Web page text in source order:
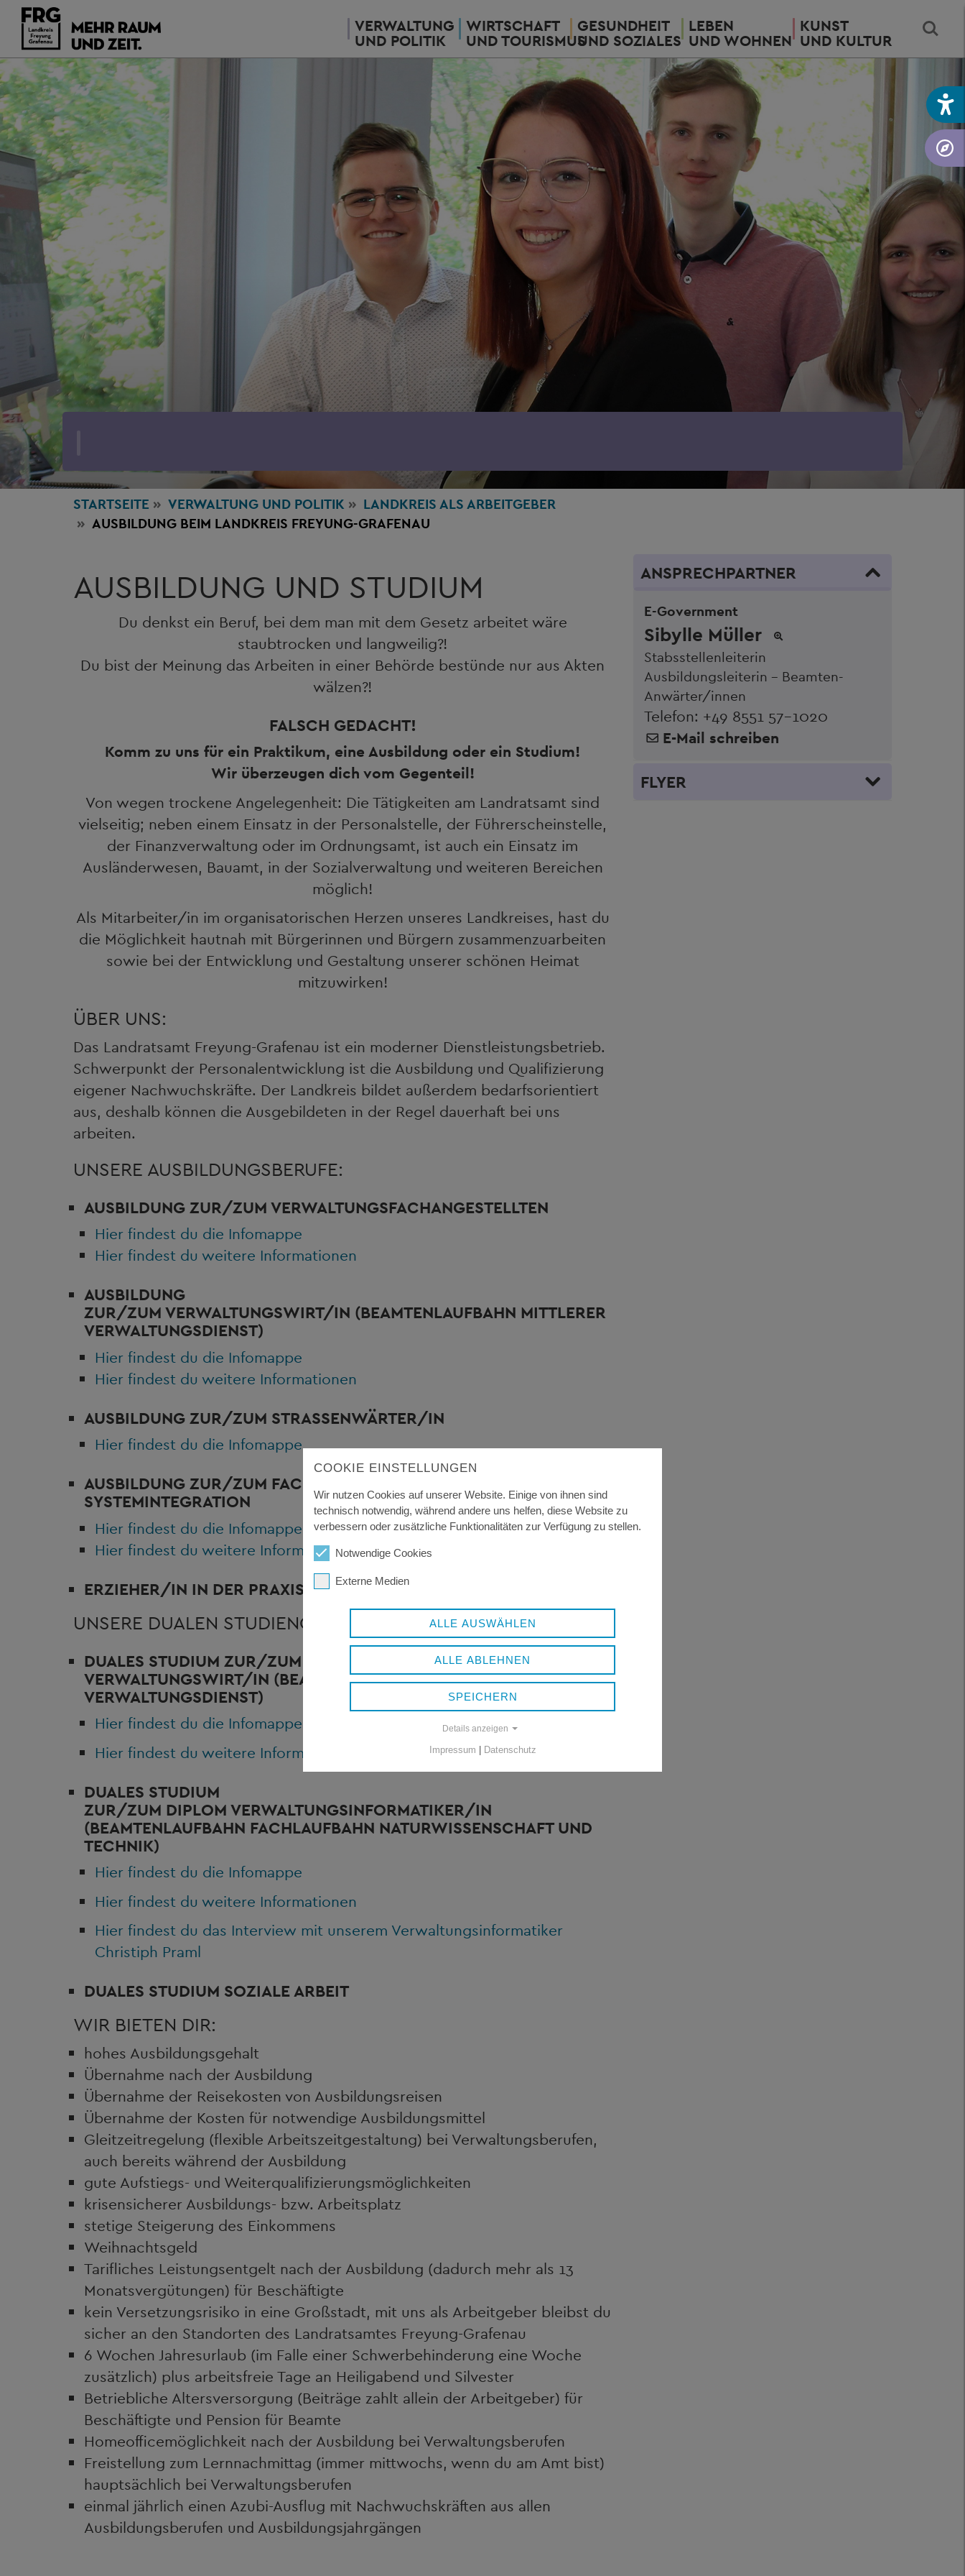
VERWALTUNG
UND POLITIK
WIRTSCHAFT
UND TOURISMUS
GESUNDHEIT
UND SOZIALES
LEBEN
UND WOHNEN
KUNST
UND KULTUR
STARTSEITE VERWALTUNG UND POLITIK
LANDKREIS ALS ARBEITGEBER
AUSBILDUNG BEIM LANDKREIS FREYUNG-GRAFENAU
AUSBILDUNG UND STUDIUM
Du denkst ein Beruf, bei dem man mit dem Gesetz arbeitet wäre
staubtrocken und langweilig?!
Du bist der Meinung das Arbeiten in einer Behörde bestünde nur aus Akten
wälzen?!
FALSCH GEDACHT!
Komm zu uns für ein Praktikum, eine Ausbildung oder ein Studium!
Wir überzeugen dich vom Gegenteil!
Von wegen trockene Angelegenheit: Die Tätigkeiten am Landratsamt sind
vielseitig; neben einem Einsatz in der Personalstelle, der Führerscheinstelle,
der Finanzverwaltung oder im Ordnungsamt, ist auch ein Einsatz im
Ausländerwesen, Bauamt, in der Sozialverwaltung und weiteren Bereichen
möglich!
Als Mitarbeiter/in im organisatorischen Herzen unseres Landkreises, hast du
die Möglichkeit hautnah mit Bürgerinnen und Bürgern zusammenzuarbeiten
sowie bei der Entwicklung und Gestaltung unserer schönen Heimat
mitzuwirken!
ÜBER UNS:
Das Landratsamt Freyung-Grafenau ist ein moderner Dienstleistungsbetrieb.
Schwerpunkt der Personalentwicklung ist die Ausbildung und Qualifizierung
eigener Nachwuchskräfte. Der Landkreis bildet außerdem bedarfsorientiert
aus, deshalb können die Ausgebildeten in der Regel dauerhaft bei uns
arbeiten.
UNSERE AUSBILDUNGSBERUFE:
AUSBILDUNG ZUR/ZUM VERWALTUNGSFACHANGESTELLTEN
Hier findest du die Infomappe
Hier findest du weitere Informationen
AUSBILDUNG
ZUR/ZUM VERWALTUNGSWIRT/IN (BEAMTENLAUFBAHN MITTLERER
VERWALTUNGSDIENST)
Hier findest du die Infomappe
Hier findest du weitere Informationen
AUSBILDUNG ZUR/ZUM STRASSENWÄRTER/IN
Hier findest du die Infomappe
AUSBILDUNG ZUR/ZUM FACHINFORMATIKER/IN FÜR
SYSTEMINTEGRATION
Hier findest du die Infomappe
Hier findest du weitere Informationen
ERZIEHER/IN IN DER PRAXISINTEGRIERTEN AUSBILDUNGSFORM
UNSERE DUALEN STUDIENGÄNGE:
DUALES STUDIUM ZUR/ZUM
VERWALTUNGSWIRT/IN (BEAMTENLAUFBAHN IM GEHOBENEN
VERWALTUNGSDIENST)
Hier findest du die Infomappe
Hier findest du weitere Informationen
DUALES STUDIUM
ZUR/ZUM DIPLOM VERWALTUNGSINFORMATIKER/IN
(BEAMTENLAUFBAHN FACHLAUFBAHN NATURWISSENSCHAFT UND
TECHNIK)
Hier findest du die Infomappe
Hier findest du weitere Informationen
Hier findest du das Interview mit unserem Verwaltungsinformatiker
Christiph Praml
DUALES STUDIUM SOZIALE ARBEIT
WIR BIETEN DIR:
hohes Ausbildungsgehalt
Übernahme nach der Ausbildung
Übernahme der Reisekosten von Ausbildungsreisen
Übernahme der Kosten für notwendige Ausbildungsmittel
Gleitzeitregelung (flexible Arbeitszeitgestaltung) bei Verwaltungsberufen,
auch bereits während der Ausbildung
gute Aufstiegs- und Weiterqualifizierungsmöglichkeiten
krisensicherer Ausbildungs- bzw. Arbeitsplatz
stetige Steigerung des Einkommens
Weihnachtsgeld
Tarifliches Leistungsentgelt nach der Ausbildung (dadurch mehr als 13
Monatsvergütungen) für Beschäftigte
kein Versetzungsrisiko in eine Großstadt, mit uns als Arbeitgeber bleibst du
sicher an den Standorten des Landratsamtes Freyung-Grafenau
6 Wochen Jahresurlaub (im Falle einer Schwerbehinderung eine Woche
zusätzlich) plus arbeitsfreie Tage an Heiligabend und Silvester
Betriebliche Altersversorgung (Beiträge zahlt allein der Arbeitgeber) für
Beschäftigte und Pension für Beamte
Homeofficemöglichkeit nach der Ausbildung bei Verwaltungsberufen
Freistellung zum Lernnachmittag (immer mittwochs, wenn du am Amt bist)
hauptsächlich bei Verwaltungsberufen
einmal jährlich einen Azubi-Ausflug mit Nachwuchskräften aus allen
Ausbildungsberufen und Ausbildungsjahrgängen
ANSPRECHPARTNER
E-Government
Sibylle Müller
Stabsstellenleiterin
Ausbildungsleiterin - Beamten-
Anwärter/innen
Telefon: +49 8551 57-1020
E-Mail schreiben
FLYER
COOKIE EINSTELLUNGEN
Wir nutzen Cookies auf unserer Website. Einige von ihnen sind
technisch notwendig, während andere uns helfen, diese Website zu
verbessern oder zusätzliche Funktionalitäten zur Verfügung zu stellen.
Notwendige Cookies
Externe Medien
ALLE AUSWÄHLEN
ALLE ABLEHNEN
SPEICHERN
Details anzeigen
Impressum Datenschutz